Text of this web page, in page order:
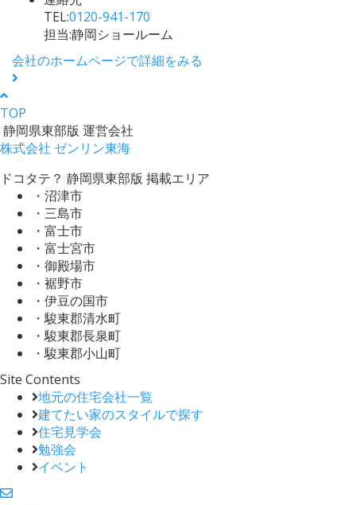
TEL:0120-941-170
担当:静岡ショールーム
会社のホームページで詳細をみる
TOP
静岡県東部版 運営会社
株式会社 ゼンリン東海
ドコタテ？ 静岡県東部版 掲載エリア
・沼津市
・三島市
・富士市
・富士宮市
・御殿場市
・裾野市
・伊豆の国市
・駿東郡清水町
・駿東郡長泉町
・駿東郡小山町
Site Contents
地元の住宅会社一覧
建てたい家のスタイルで探す
住宅見学会
勉強会
イベント